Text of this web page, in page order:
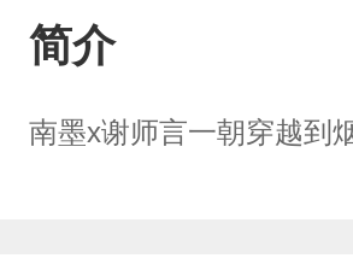
简介
南墨x谢师言一朝穿越到